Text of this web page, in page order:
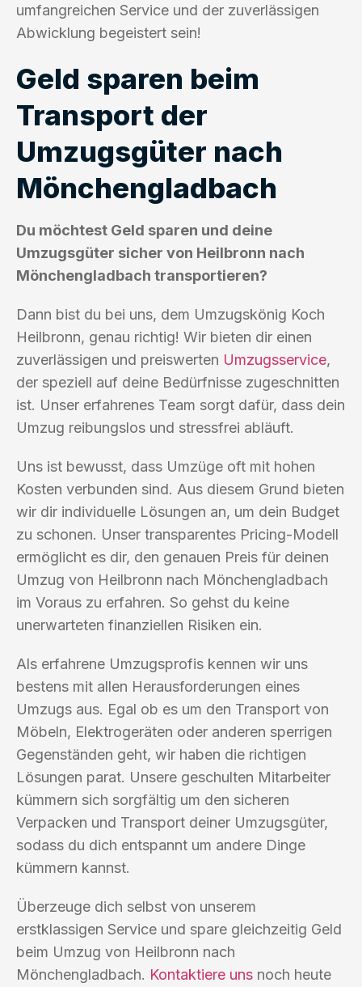
umfangreichen Service und der zuverlässigen
Abwicklung begeistert sein!
Geld sparen beim
Transport der
Umzugsgüter nach
Mönchengladbach
Du möchtest Geld sparen und deine
Umzugsgüter sicher von Heilbronn nach
Mönchengladbach transportieren?
Dann bist du bei uns, dem Umzugskönig Koch
Heilbronn, genau richtig! Wir bieten dir einen
zuverlässigen und preiswerten Umzugsservice,
der speziell auf deine Bedürfnisse zugeschnitten
ist. Unser erfahrenes Team sorgt dafür, dass dein
Umzug reibungslos und stressfrei abläuft.
Uns ist bewusst, dass Umzüge oft mit hohen
Kosten verbunden sind. Aus diesem Grund bieten
wir dir individuelle Lösungen an, um dein Budget
zu schonen. Unser transparentes Pricing-Modell
ermöglicht es dir, den genauen Preis für deinen
Umzug von Heilbronn nach Mönchengladbach
im Voraus zu erfahren. So gehst du keine
unerwarteten finanziellen Risiken ein.
Als erfahrene Umzugsprofis kennen wir uns
bestens mit allen Herausforderungen eines
Umzugs aus. Egal ob es um den Transport von
Möbeln, Elektrogeräten oder anderen sperrigen
Gegenständen geht, wir haben die richtigen
Lösungen parat. Unsere geschulten Mitarbeiter
kümmern sich sorgfältig um den sicheren
Verpacken und Transport deiner Umzugsgüter,
sodass du dich entspannt um andere Dinge
kümmern kannst.
Überzeuge dich selbst von unserem
erstklassigen Service und spare gleichzeitig Geld
beim Umzug von Heilbronn nach
Mönchengladbach. Kontaktiere uns noch heute